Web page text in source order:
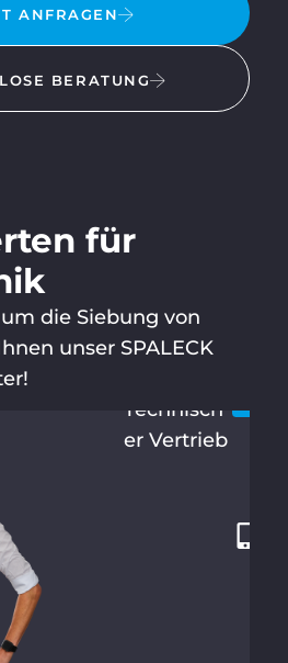
ANFRAGEN
BERATUNG
für
die Siebung von
unser SPALECK
KLAUS
HAUHOF
Technisch
er Vertrieb